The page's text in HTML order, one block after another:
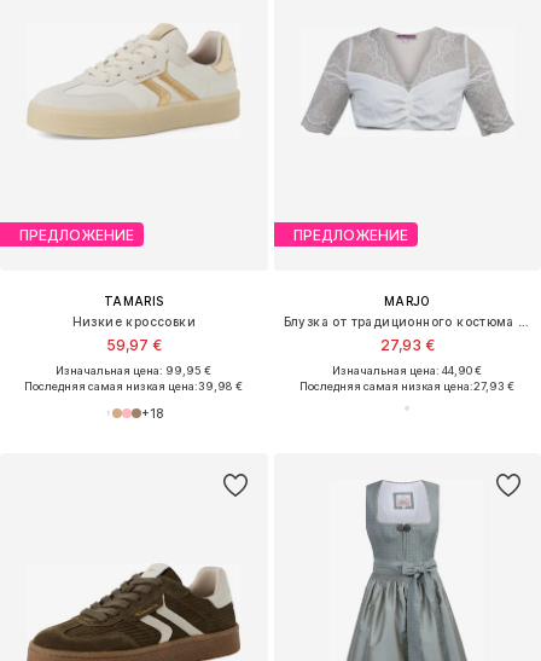
ПРЕДЛОЖЕНИЕ
TAMARIS
Низкие кроссовки
59,97 €
Изначальная цена: 99,95 €
Последняя самая низкая цена:39,98 €
+18
ПРЕДЛОЖЕНИЕ
MARJO
27,93 €
Изначальная цена: 44,90 €
Последняя самая низкая цена:27,93 €